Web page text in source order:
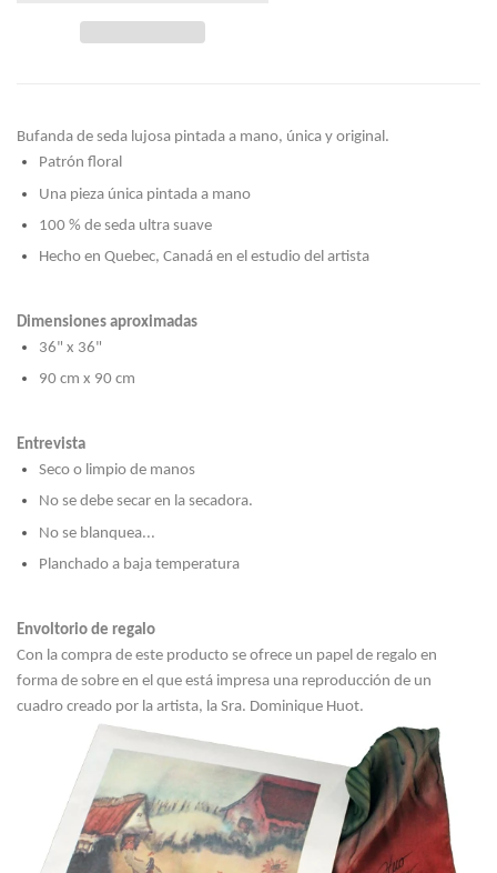
Bufanda de seda lujosa pintada a mano, única y original.
Patrón floral
Una pieza única pintada a mano
100 % de seda ultra suave
Hecho en Quebec, Canadá en el estudio del artista
Dimensiones aproximadas
36" x 36"
90 cm x 90 cm
Entrevista
Seco o limpio de manos
No se debe secar en la secadora.
No se blanquea...
Planchado a baja temperatura
Envoltorio de regalo
Con la compra de este producto se ofrece un papel de regalo en
forma de sobre en el que está impresa una reproducción de un
cuadro creado por la artista, la Sra. Dominique Huot.